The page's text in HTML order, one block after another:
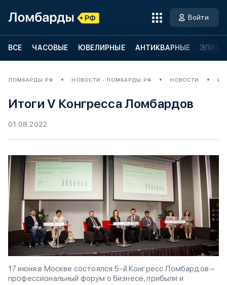
Войти
ВСЕ ЧАСОВЫЕ ЮВЕЛИРНЫЕ АНТИКВАРНЫЕ
ЛОМБАРДЫ.РФ НОВОСТИ - ЛОМБАРДЫ.РФ НОВОСТИ
Итоги V Конгресса Ломбардов
01.08.2022
17 июня в Москве состоялся 5-й Конгресс Ломбардов –
профессиональный форум о бизнесе, прибыли и